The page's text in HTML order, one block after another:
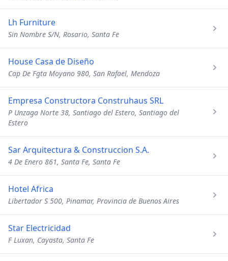
Lh Furniture
Sin Nombre S/N, Rosario, Santa Fe
House Casa de Diseño
Cap De Fgta Moyano 980, San Rafael, Mendoza
Empresa Constructora Construhaus SRL
P Unzaga Norte 38, Santiago del Estero, Santiago del
Estero
Sar Arquitectura & Construccion S.A.
4 De Enero 861, Santa Fe, Santa Fe
Hotel Africa
Libertador S 500, Pinamar, Provincia de Buenos Aires
Star Electricidad
F Luxan, Cayasta, Santa Fe